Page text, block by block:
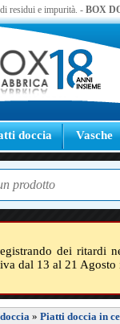
residui e impurità. - BOX
doccia Vasche
dei ritardi
dal 13 al 21 Agosto
» Piatti doccia in